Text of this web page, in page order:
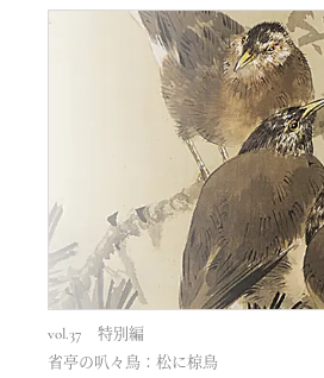
vol.37 特別編
省亭の叭々鳥：松に椋鳥